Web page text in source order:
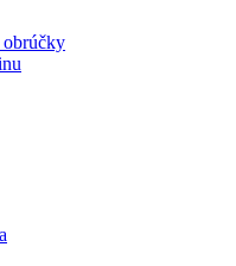
obrúčky